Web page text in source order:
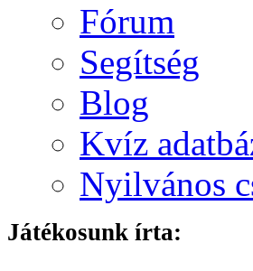
Fórum
Segítség
Blog
Kvíz
Nyilvános
Játékosunk írta: